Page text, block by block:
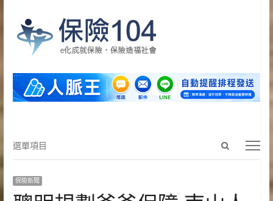
Open
search
選
項
目
選單項目
保險新聞